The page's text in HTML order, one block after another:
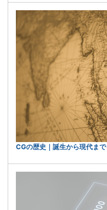
CGの歴史｜誕生から現代まで